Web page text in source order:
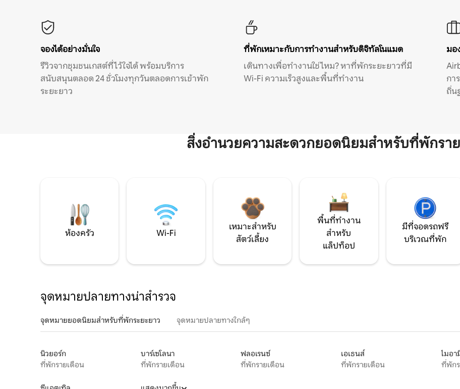
จองได้อย่างมั่นใจ
รีวิวจากชุมชนเกสต์ที่ไว้ใจได้ พร้อมบริการ
สนับสนุนตลอด 24 ชั่วโมงทุกวันตลอดการเข้าพัก
ระยะยาว
ที่พักเหมาะกับการทำงานสำหรับดิจิทัลโนแมด
เดินทางเพื่อทำงานใช่ไหม? หาที่พักระยะยาวที่มี
Wi-Fi ความเร็วสูงและพื้นที่ทำงาน
มอ
กา
ถิ่น
สิ่งอำนวยความสะดวกยอดนิยมสำหรับที่พักรา
ห้องครัว Wi-Fi
เหมาะสำหรับ
สัตว์เลี้ยง
พื้นที่ทำงาน
สำหรับ
แล็ปท็อป
มีที่จอดรถฟรี
บริเวณที่พัก
จุดหมายปลายทางน่าสำรวจ
จุดหมายยอดนิยมสำหรับที่พักระยะยาว จุดหมายปลายทางใกล้ๆ
นิวยอร์ก
ที่พักรายเดือน
บาร์เซโลนา
ที่พักรายเดือน
ฟลอเรนซ์
ที่พักรายเดือน
เอเธนส์
ที่พักรายเดือน
ไมอา
ที่พัก